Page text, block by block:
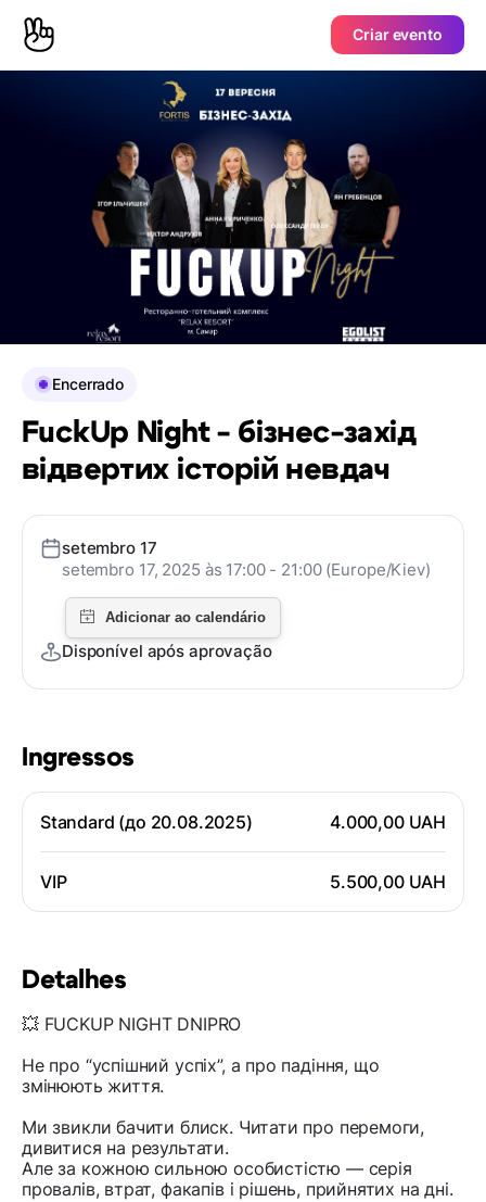
Criar evento
Ingressos
Standard (до 20.08.2025) 4.000,00 UAH
VIP 5.500,00 UAH
Detalhes
💥 FUCKUP NIGHT DNIPRO
Не про “успішний успіх”, а про падіння, що
змінюють життя.
Ми звикли бачити блиск. Читати про перемоги,
дивитися на результати.
Але за кожною сильною особистістю — серія
провалів, втрат, факапів і рішень, прийнятих на дні.
Encerrado
FuckUp Night - бізнес-захід
відвертих історій невдач
setembro 17
setembro 17, 2025 às 17:00 - 21:00 (Europe/Kiev)
Disponível após aprovação